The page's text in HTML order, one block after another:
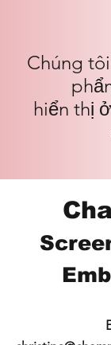
Chúng
hiển thị